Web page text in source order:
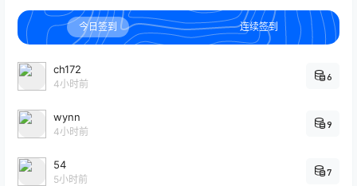
今日签到 连续签到
ch172
4小时前
6
wynn
4小时前
9
54
5小时前
7